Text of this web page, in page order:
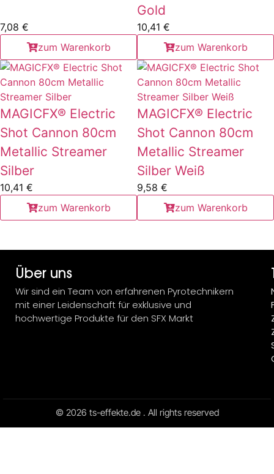
7,08 €
zum Warenkorb
Gold
10,41 €
zum Warenkorb
MAGICFX® Electric
Shot Cannon 80cm
Metallic Streamer
Silber
10,41 €
zum Warenkorb
MAGICFX® Electric
Shot Cannon 80cm
Metallic Streamer
Silber Weiß
9,58 €
zum Warenkorb
Über uns
Wir sind ein Team von erfahrenen Pyrotechnikern
mit einer Leidenschaft für exklusive und
hochwertige Produkte für den SFX Markt
© 2026 ts-effekte.de . All rights reserved